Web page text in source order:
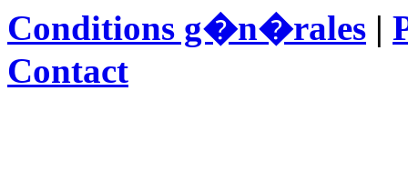
Conditions g�n�rales |
Contact